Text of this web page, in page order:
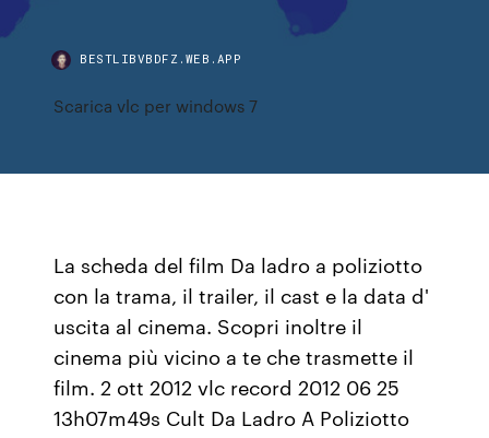
BESTLIBVBDFZ.WEB.APP
Scarica vlc per windows 7
La scheda del film Da ladro a poliziotto
con la trama, il trailer, il cast e la data d'
uscita al cinema. Scopri inoltre il
cinema più vicino a te che trasmette il
film. 2 ott 2012 vlc record 2012 06 25
13h07m49s Cult Da Ladro A Poliziotto